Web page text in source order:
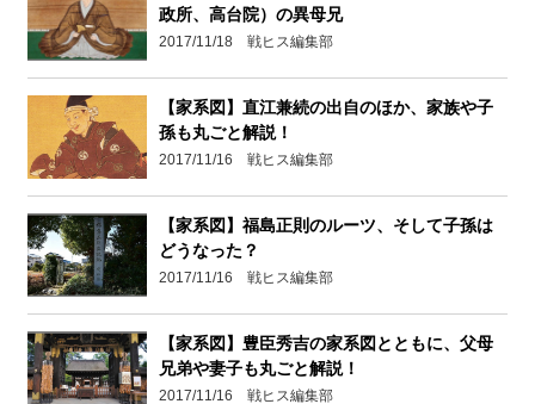
政所、高台院）の異母兄
2017/11/18 戦ヒス編集部
【家系図】直江兼続の出自のほか、家族や子
孫も丸ごと解説！
2017/11/16 戦ヒス編集部
【家系図】福島正則のルーツ、そして子孫は
どうなった？
2017/11/16 戦ヒス編集部
【家系図】豊臣秀吉の家系図とともに、父母
兄弟や妻子も丸ごと解説！
2017/11/16 戦ヒス編集部